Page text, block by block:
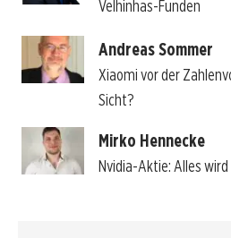
Velhinhas-Funden
Andreas Sommer
Xiaomi vor der
Sicht?
Mirko Hennecke
Nvidia-Aktie: Alles